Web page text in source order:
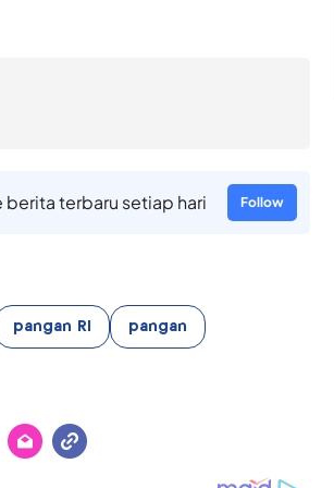
terbaru setiap hari Follow
pangan RI pangan